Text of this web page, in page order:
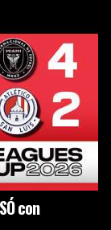
con